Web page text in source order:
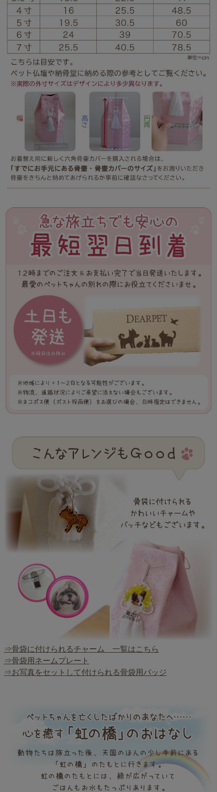
⇒骨袋に付けられるチャーム 一覧はこちら
⇒骨袋用ネームプレート
⇒お写真をセットして付けられる骨袋用バッジ